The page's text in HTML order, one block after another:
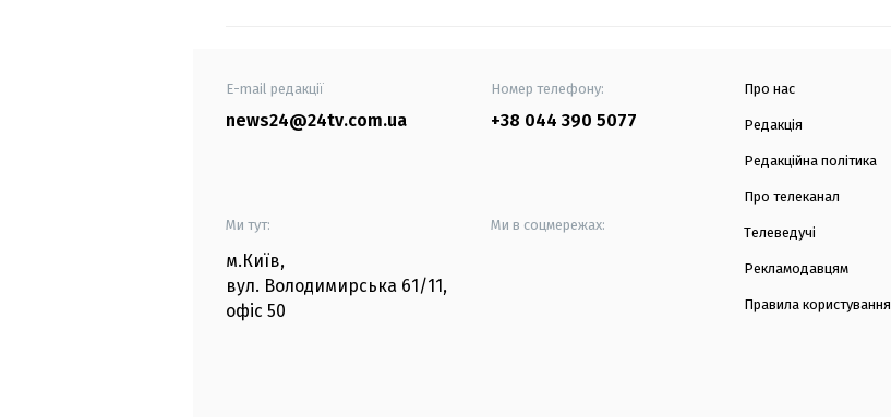
E-mail редакції
news24@24tv.com.ua
Номер телефону:
+38 044 390 5077
Ми тут:
м.Київ,
вул. Володимирська 61/11,
офіс 50
Ми в соцмережах:
Про нас
Редакція
Редакційна політика
Про телеканал
Телеведучі
Рекламодавцям
Правила користування